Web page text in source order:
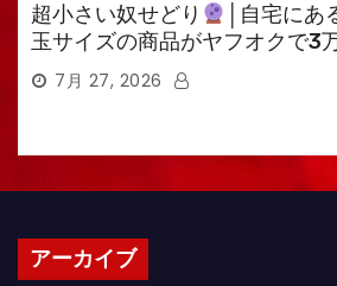
超小さい奴せどり
│自宅に
玉サイズの商品がヤフオクで3
7月 27, 2026
アーカイブ